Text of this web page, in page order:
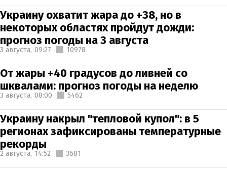
Украину охватит жара до +38, но в
некоторых областях пройдут дожди:
прогноз погоды на 3 августа
3 августа, 09:27 10978
От жары +40 градусов до ливней со
шквалами: прогноз погоды на неделю
3 августа, 08:00 5462
Украину накрыл "тепловой купол": в 5
регионах зафиксированы температурные
рекорды
2 августа, 14:52 3681